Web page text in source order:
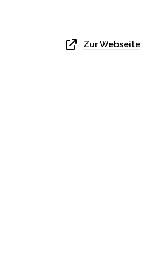
Zur Webseite